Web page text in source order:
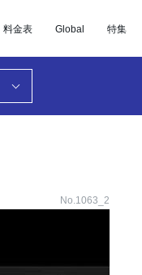
料金表 Global 特集
No.1063_2